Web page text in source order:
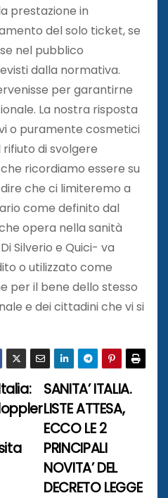
prestazione in
del solo ticket, se
nel pubblico
dalla normativa.
per garantirne
La nostra risposta
o puramente cosmetici
di svolgere
ricordiamo essere su
che ci limiteremo a
come definito dal
opera nella sanità
Silverio e Quici- va
o utilizzato come
per il bene dello stesso
e dei cittadini che vi si
SANITA’ ITALIA.
LISTE ATTESA,
ECCO LE 2
PRINCIPALI
NOVITA’ DEL
DECRETO LEGGE